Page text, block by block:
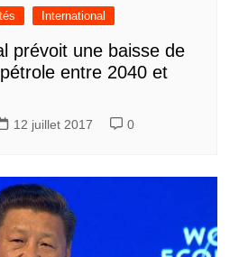
International
prévoit une baisse de
entre 2040 et
12 juillet 2017 0